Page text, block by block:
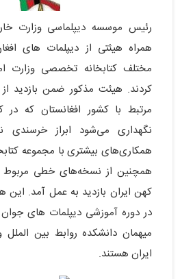
رئیس موسسه دیپلماسی وزارت
همراه هیئتی از دیپلمات های
مختلف کتابخانه تخصصی وزارت
کردند. هیئت مذکور ضمن بازدید
مرتبط با کشور افغانستان که در
نگهداری می‌شود ابراز خرسندی
همکاری‌های بیشتری با مجموعه
همچنین از نسخه‌های خطی مربوط
کهن ایران بازدید به عمل آمد.
در دوره آموزشی دیپلمات های
میهمان دانشکده روابط بین الملل
ایران هستند.